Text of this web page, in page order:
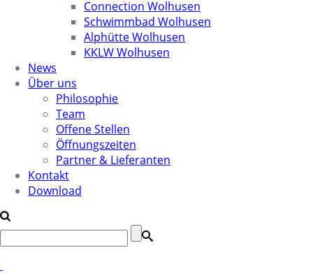
Connection Wolhusen
Schwimmbad Wolhusen
Alphütte Wolhusen
KKLW Wolhusen
News
Über uns
Philosophie
Team
Offene Stellen
Öffnungszeiten
Partner & Lieferanten
Kontakt
Download